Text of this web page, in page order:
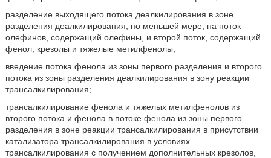
разделение выходящего потока деалкилирования в зоне
разделения деалкилирования, по меньшей мере, на поток
олефинов, содержащий олефины, и второй поток, содержащий
фенол, крезолы и тяжелые метилфенолы;
введение потока фенола из зоны первого разделения и второго
потока из зоны разделения деалкилирования в зону реакции
трансалкилирования;
трансалкилирование фенола и тяжелых метилфенолов из
второго потока и фенола в потоке фенола из зоны первого
разделения в зоне реакции трансалкилирования в присутствии
катализатора трансалкилирования в условиях
трансалкилирования с получением дополнительных крезолов,